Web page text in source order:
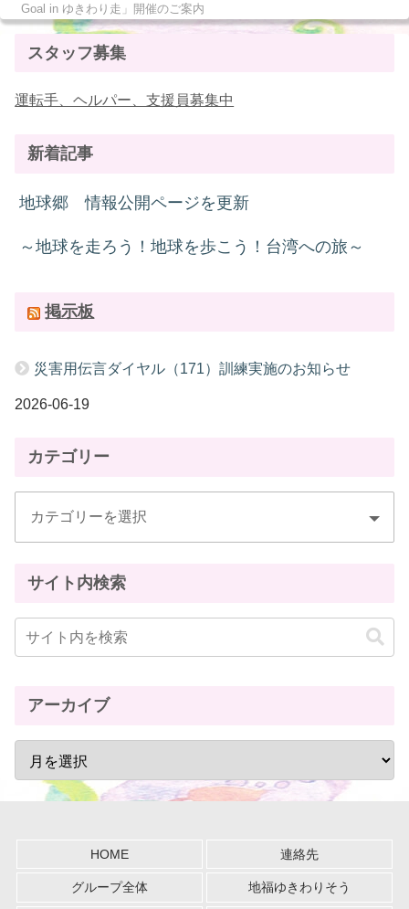
Goal in ゆきわり走」開催のご案内
スタッフ募集
運転手、ヘルパー、支援員募集中
新着記事
地球郷 情報公開ページを更新
～地球を走ろう！地球を歩こう！台湾への旅～
掲示板
災害用伝言ダイヤル（171）訓練実施のお知らせ
2026-06-19
カテゴリー
サイト内検索
アーカイブ
HOME 連絡先
グループ全体 地福ゆきわりそう